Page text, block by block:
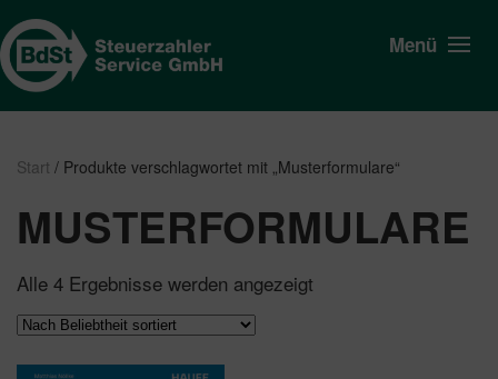
Menü
Start / Produkte verschlagwortet mit „Musterformulare“
MUSTERFORMULARE
Alle 4 Ergebnisse werden angezeigt